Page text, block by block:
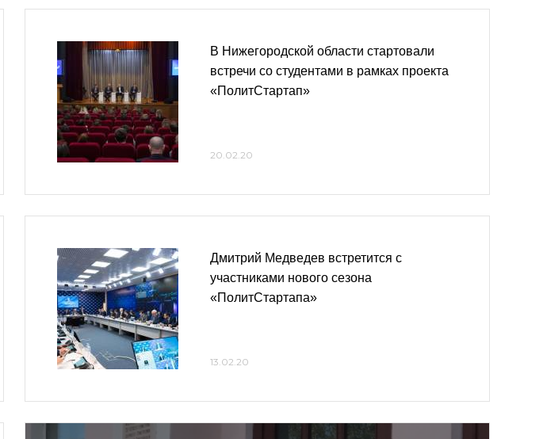
В Нижегородской области стартовали
встречи со студентами в рамках проекта
«ПолитСтартап»
20.02.20
Дмитрий Медведев встретится с
участниками нового сезона
«ПолитСтартапа»
13.02.20